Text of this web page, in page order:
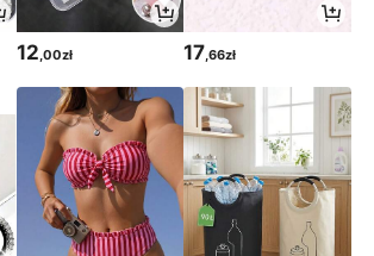
12 ,00zł 17 ,66zł